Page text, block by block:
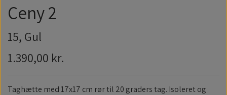
Ceny 2
15, Gul
1.390,00 kr.
Taghætte med 17x17 cm rør til 20 graders tag. Isoleret og